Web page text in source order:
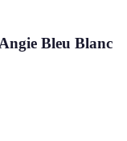
Bleu Blanc